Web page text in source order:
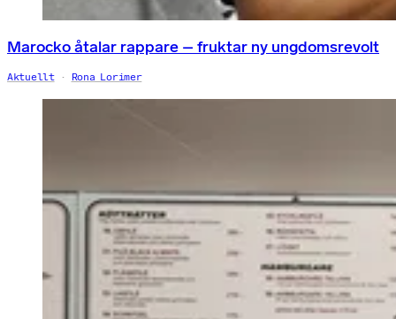
Marocko åtalar rappare – fruktar ny ungdomsrevolt
Aktuellt Rona Lorimer